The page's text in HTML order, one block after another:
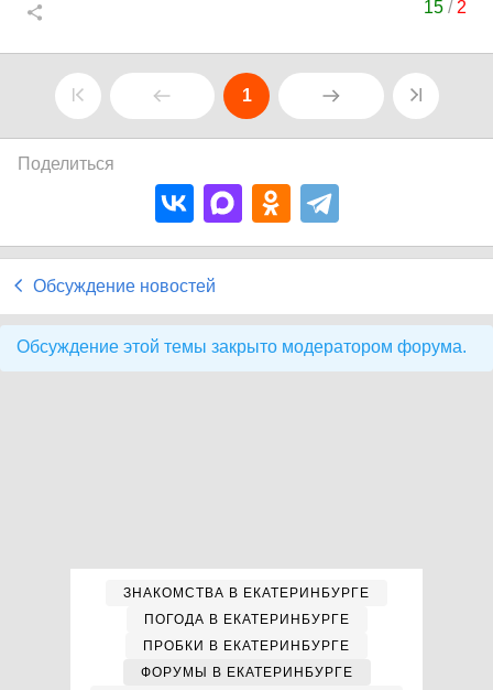
15 / 2
1
Поделиться
Обсуждение новостей
Обсуждение этой темы закрыто модератором форума.
ЗНАКОМСТВА В ЕКАТЕРИНБУРГЕ
ПОГОДА В ЕКАТЕРИНБУРГЕ
ПРОБКИ В ЕКАТЕРИНБУРГЕ
ФОРУМЫ В ЕКАТЕРИНБУРГЕ